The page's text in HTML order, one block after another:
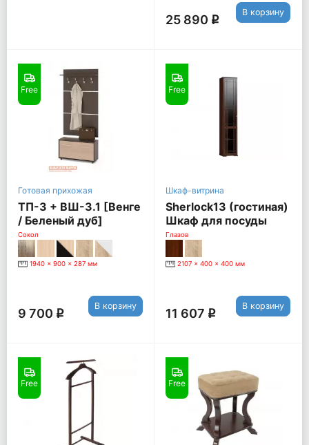
25 890 q
В корзину
Free
Готовая прихожая
ТП-3 + ВШ-3.1 [Венге
/ Беленый дуб]
Сокол
1940 x 900 x 287 мм
9 700 q
В корзину
Free
Шкаф-витрина
Sherlock13 (гостиная)
Шкаф для посуды
[Орех Шоколадный]
Левый
Глазов
2107 x 400 x 400 мм
11 607 q
В корзину
Free Free